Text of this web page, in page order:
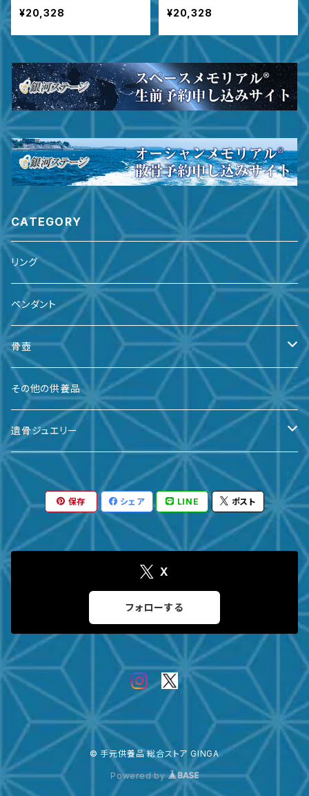
¥20,328
¥20,328
CATEGORY
リング
ペンダント
骨壺
備前焼
九谷焼
有田焼
瀬戸焼
ガラス
サイズ
～３寸
４寸
５寸
その他の供養品
遺骨ジュエリー
遺骨ダイヤ
台座・リング
台座・ネックレス
保存 シェア LINE ポスト
X
フォローする
© 手元供養品 総合ストア GINGA
Powered by